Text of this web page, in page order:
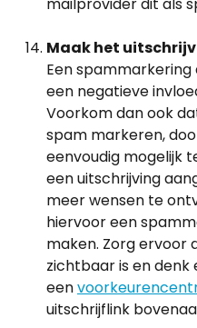
mailprovider dit als
Maak het
Een
een negatieve
Voorkom dan ook
spam markeren,
eenvoudig mogelijk
een uitschrijving
meer wensen te
hiervoor een
maken. Zorg ervoor
zichtbaar is en
een
uitschrijflink